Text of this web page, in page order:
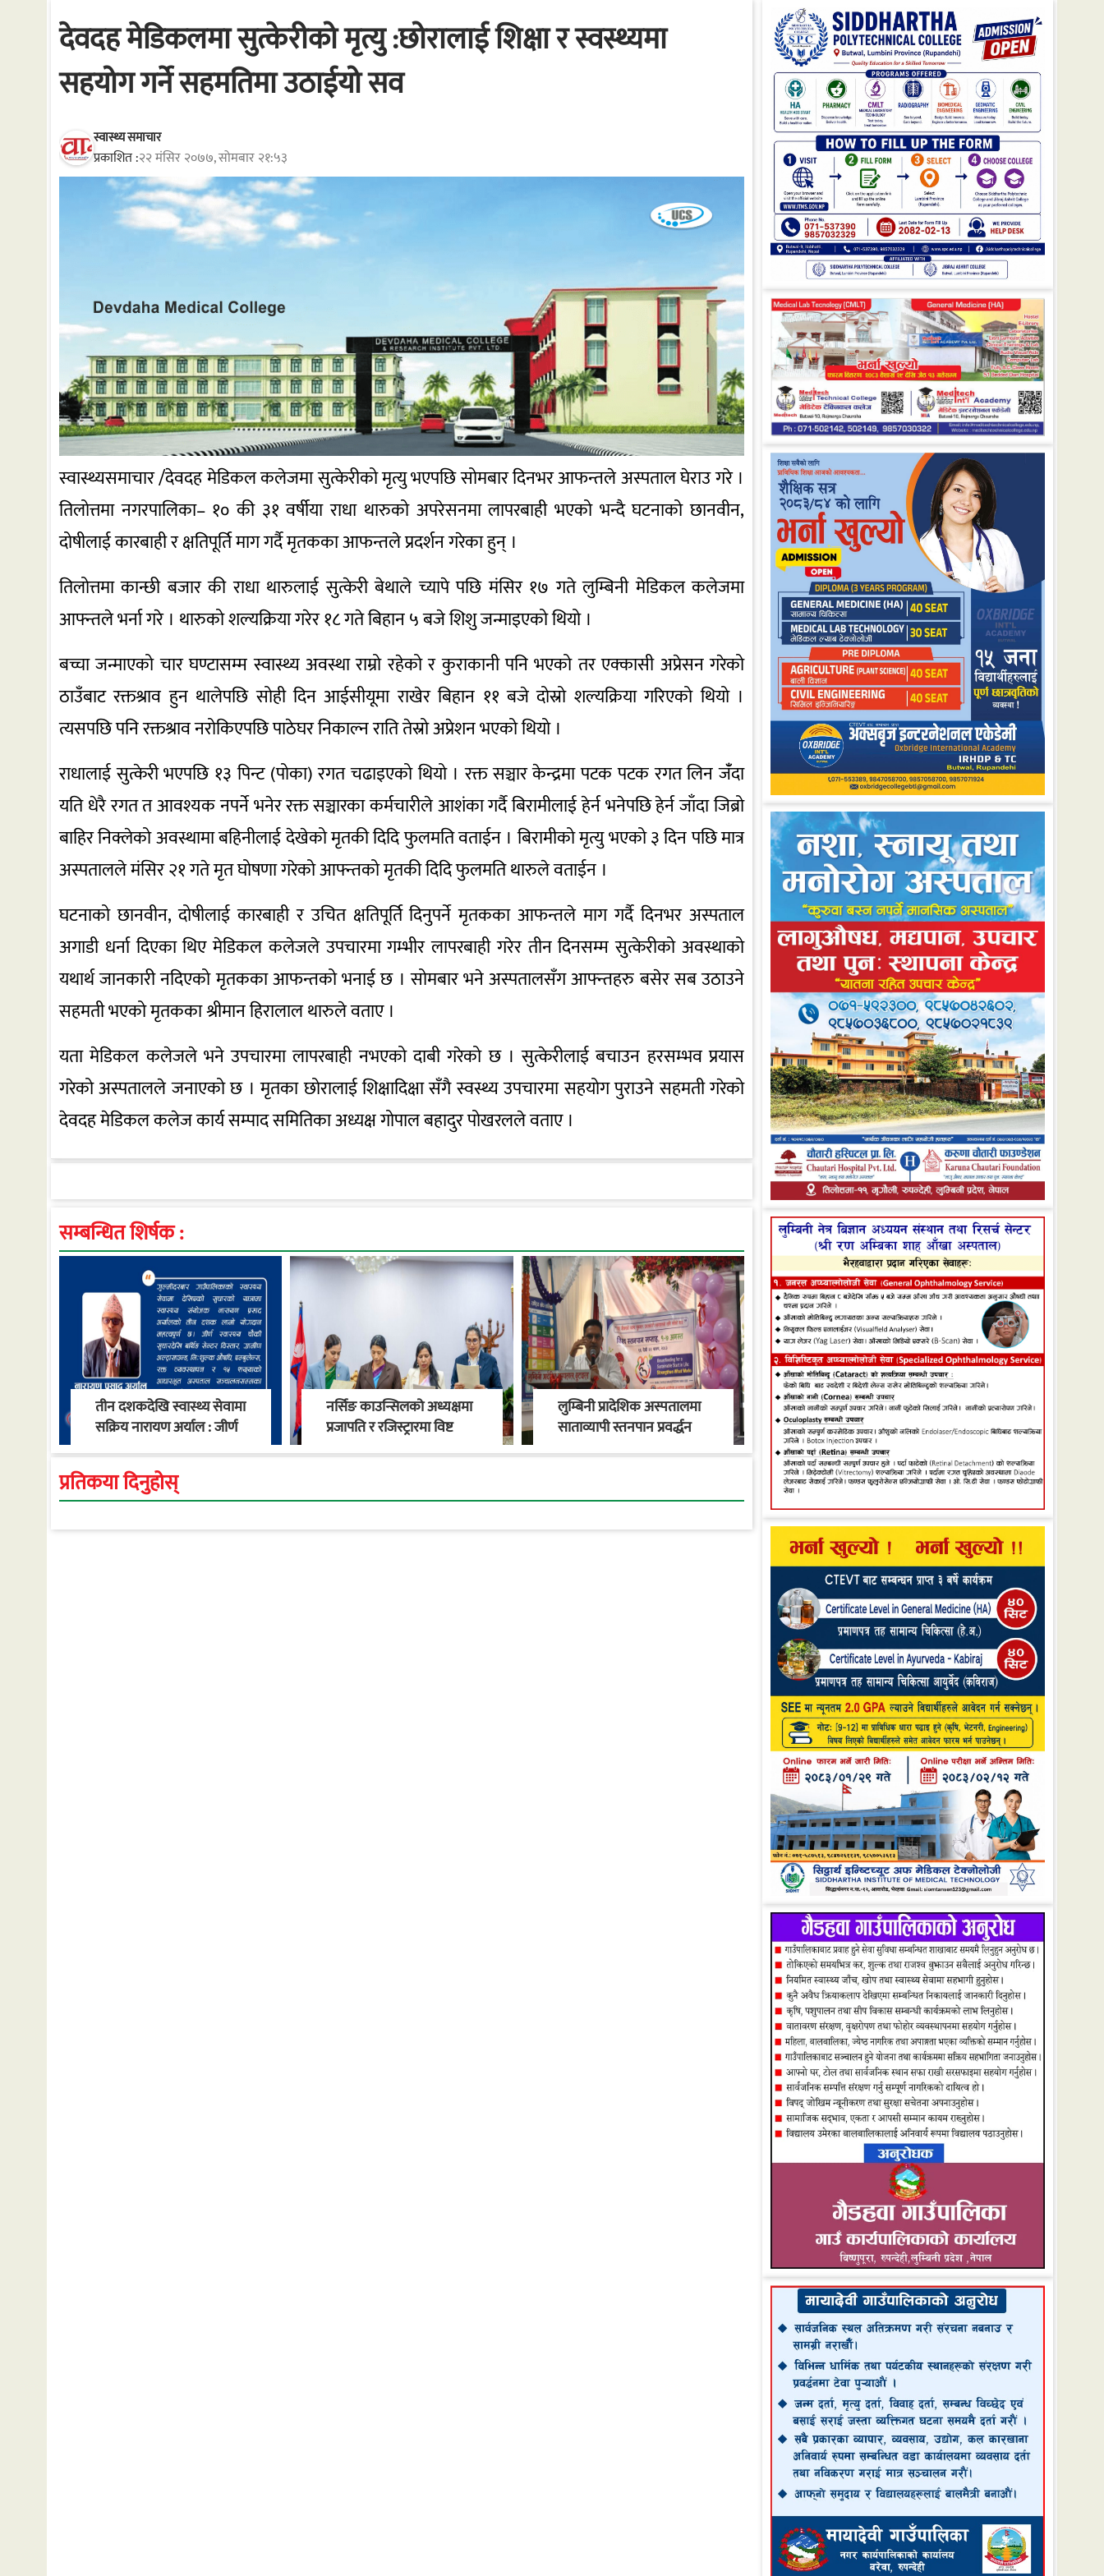
देवदह मेडिकलमा सुत्केरीको मृत्यु :छोरालाई शिक्षा र स्वस्थ्यमा
सहयोग गर्ने सहमतिमा उठाईयो सव
स्वास्थ्य समाचार
प्रकाशित :२२ मंसिर २०७७, सोमबार २१:५३
स्वास्थ्यसमाचार /देवदह मेडिकल कलेजमा सुत्केरीको मृत्यु भएपछि सोमबार दिनभर आफन्तले अस्पताल घेराउ गरे ।
तिलोत्तमा नगरपालिका– १० की ३१ वर्षीया राधा थारुको अपरेसनमा लापरबाही भएको भन्दै घटनाको छानवीन,
दोषीलाई कारबाही र क्षतिपूर्ति माग गर्दै मृतकका आफन्तले प्रदर्शन गरेका हुन् ।
तिलोत्तमा कान्छी बजार की राधा थारुलाई सुत्केरी बेथाले च्यापे पछि मंसिर १७ गते लुम्बिनी मेडिकल कलेजमा
आफ्न्तले भर्ना गरे । थारुको शल्यक्रिया गरेर १८ गते बिहान ५ बजे शिशु जन्माइएको थियो ।
बच्चा जन्माएको चार घण्टासम्म स्वास्थ्य अवस्था राम्रो रहेको र कुराकानी पनि भएको तर एक्कासी अप्रेसन गरेको
ठाउँबाट रक्तश्राव हुन थालेपछि सोही दिन आईसीयूमा राखेर बिहान ११ बजे दोस्रो शल्यक्रिया गरिएको थियो ।
त्यसपछि पनि रक्तश्राव नरोकिएपछि पाठेघर निकाल्न राति तेस्रो अप्रेशन भएको थियो ।
राधालाई सुत्केरी भएपछि १३ पिन्ट (पोका) रगत चढाइएको थियो । रक्त सञ्चार केन्द्रमा पटक पटक रगत लिन जँंदा
यति धेरै रगत त आवश्यक नपर्ने भनेर रक्त सञ्चारका कर्मचारीले आशंका गर्दै बिरामीलाई हेर्न भनेपछि हेर्न जाँदा जिब्रो
बाहिर निक्लेको अवस्थामा बहिनीलाई देखेको मृतकी दिदि फुलमति वताईन । बिरामीको मृत्यु भएको ३ दिन पछि मात्र
अस्पतालले मंसिर २१ गते मृत घोषणा गरेको आफ्न्तको मृतकी दिदि फुलमति थारुले वताईन ।
घटनाको छानवीन, दोषीलाई कारबाही र उचित क्षतिपूर्ति दिनुपर्ने मृतकका आफन्तले माग गर्दै दिनभर अस्पताल
अगाडी धर्ना दिएका थिए मेडिकल कलेजले उपचारमा गम्भीर लापरबाही गरेर तीन दिनसम्म सुत्केरीको अवस्थाको
यथार्थ जानकारी नदिएको मृतकका आफन्तको भनाई छ । सोमबार भने अस्पतालसँग आफ्न्तहरु बसेर सब उठाउने
सहमती भएको मृतकका श्रीमान हिरालाल थारुले वताए ।
यता मेडिकल कलेजले भने उपचारमा लापरबाही नभएको दाबी गरेको छ । सुत्केरीलाई बचाउन हरसम्भव प्रयास
गरेको अस्पतालले जनाएको छ । मृतका छोरालाई शिक्षादिक्षा सँगै स्वस्थ्य उपचारमा सहयोग पुराउने सहमती गरेको
देवदह मेडिकल कलेज कार्य सम्पाद समितिका अध्यक्ष गोपाल बहादुर पोखरलले वताए ।
सम्बन्धित शिर्षक :
तीन दशकदेखि स्वास्थ्य सेवामा
सक्रिय नारायण अर्याल : जीर्ण
स्वास्थ्य चौकीदेखि
गाउँपालिकाको स्वास्थ्य
रूपान्तरण सम्म
नर्सिङ काउन्सिलको अध्यक्षमा
प्रजापति र रजिस्ट्रारमा विष्ट
नियुक्त
लुम्बिनी प्रादेशिक अस्पतालमा
साताव्यापी स्तनपान प्रवर्द्धन
अभियान
प्रतिकया दिनुहोस्